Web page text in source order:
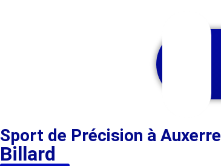
Sport de Précision à Auxerre
Billard